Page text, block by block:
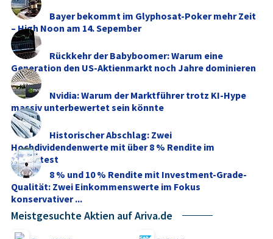
Bayer bekommt im Glyphosat-Poker mehr Zeit
– High Noon am 14. Sepember
Rückkehr der Babyboomer: Warum eine
Generation den US-Aktienmarkt noch Jahre dominieren
dürfte
Nvidia: Warum der Marktführer trotz KI-Hype
massiv unterbewertet sein könnte
Historischer Abschlag: Zwei
Hochdividendenwerte mit über 8 % Rendite im
Stresstest
8 % und 10 % Rendite mit Investment-Grade-
Qualität: Zwei Einkommenswerte im Fokus
konservativer ...
Meistgesuchte Aktien auf Ariva.de